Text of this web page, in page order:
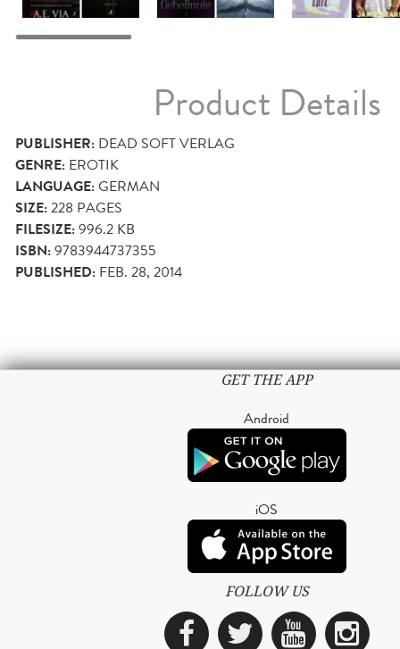
Product Details
PUBLISHER: DEAD SOFT VERLAG
GENRE: EROTIK
LANGUAGE:GERMAN
SIZE:228 PAGES
FILESIZE:996.2 KB
ISBN:9783944737355
PUBLISHED: FEB. 28, 2014
GET THE APP
Android
iOS
FOLLOW US
Facebook
Twitter